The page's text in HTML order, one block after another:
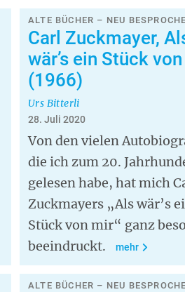
ALTE BÜCHER – NEU
Carl Zuckmayer,
wär’s ein Stück
(1966)
Urs Bitterli
28. Juli 2020
Von den vielen
die ich zum 20.
gelesen habe, hat mich
Zuckmayers „Als wär’s
Stück von mir“ ganz
beeindruckt.
mehr
ALTE BÜCHER – NEU